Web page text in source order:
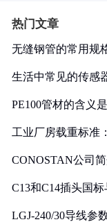
热门文章
无缝钢管的常用规
生活中常见的传感
PE100管材的含义
工业厂房载重标准
CONOSTAN公司
C13和C14插头国
LGJ-240/30导线参